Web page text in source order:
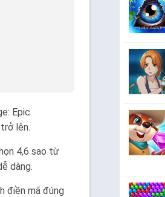
Epic
lên.
4,6 sao từ
dàng.
điền mã đúng